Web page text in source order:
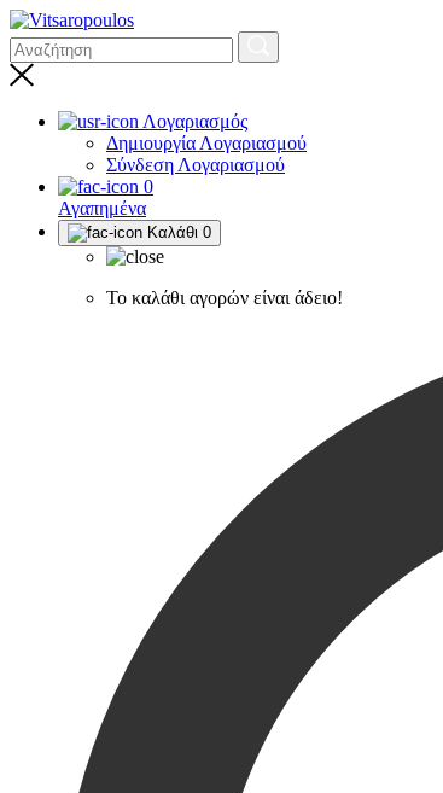
Λογαριασμός
Δημιουργία Λογαριασμού
Σύνδεση Λογαριασμού
0
Αγαπημένα
Καλάθι 0
Το καλάθι αγορών είναι άδειο!